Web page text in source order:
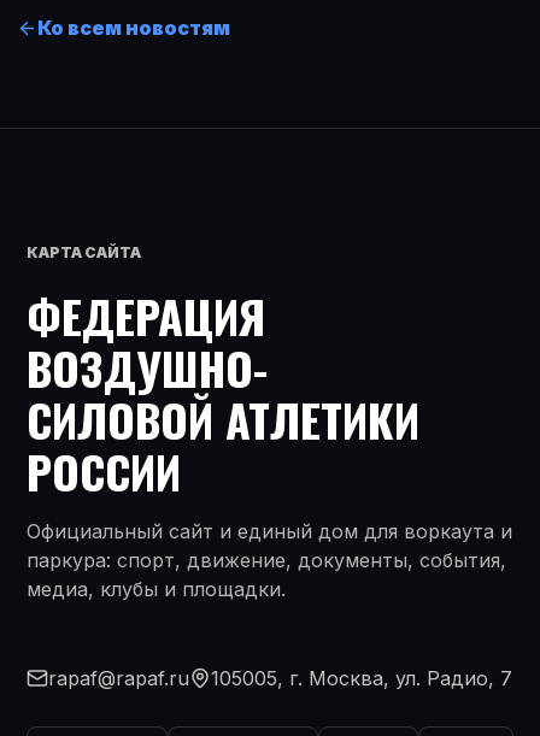
Ко всем новостям
КАРТА САЙТА
ФЕДЕРАЦИЯ
ВОЗДУШНО-
СИЛОВОЙ АТЛЕТИКИ
РОССИИ
Официальный сайт и единый дом для воркаута и
паркура: спорт, движение, документы, события,
медиа, клубы и площадки.
rapaf@rapaf.ru 105005, г. Москва, ул. Радио, 7